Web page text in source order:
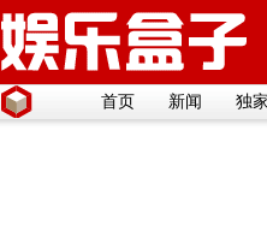
首页 新闻 独家